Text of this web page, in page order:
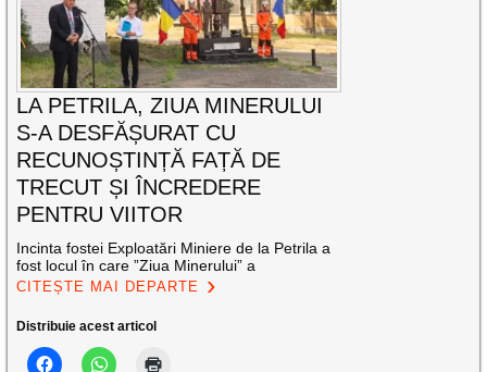
LA PETRILA, ZIUA MINERULUI
S-A DESFĂȘURAT CU
RECUNOȘTINȚĂ FAȚĂ DE
TRECUT ȘI ÎNCREDERE
PENTRU VIITOR
Incinta fostei Exploatări Miniere de la Petrila a
fost locul în care ”Ziua Minerului” a
CITEȘTE MAI DEPARTE
Distribuie acest articol